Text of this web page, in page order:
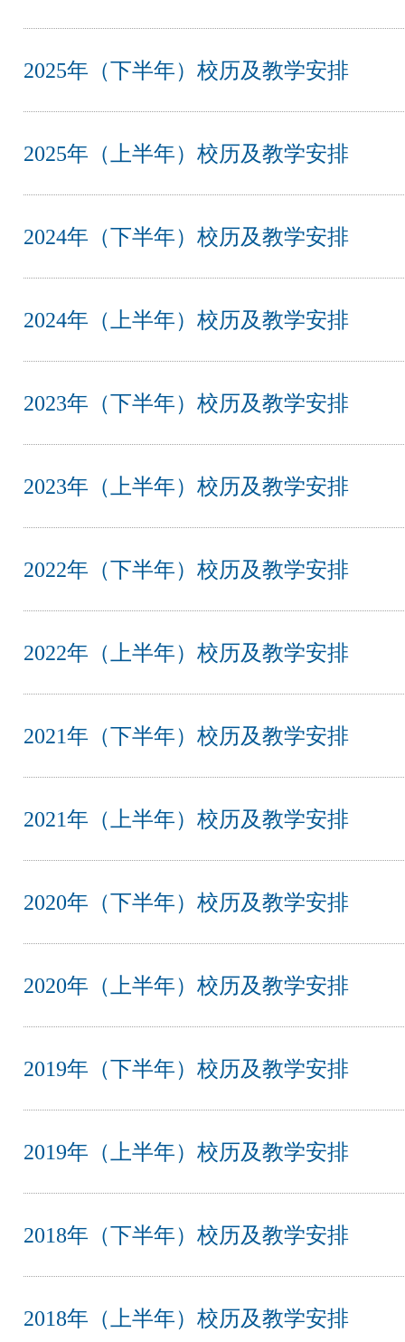
2025年（下半年）校历及教学安排
2025年（上半年）校历及教学安排
2024年（下半年）校历及教学安排
2024年（上半年）校历及教学安排
2023年（下半年）校历及教学安排
2023年（上半年）校历及教学安排
2022年（下半年）校历及教学安排
2022年（上半年）校历及教学安排
2021年（下半年）校历及教学安排
2021年（上半年）校历及教学安排
2020年（下半年）校历及教学安排
2020年（上半年）校历及教学安排
2019年（下半年）校历及教学安排
2019年（上半年）校历及教学安排
2018年（下半年）校历及教学安排
2018年（上半年）校历及教学安排